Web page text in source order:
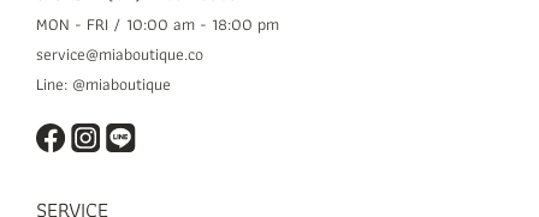
MON - FRI / 10:00 am - 18:00 pm
service@miaboutique.co
Line: @miaboutique
SERVICE